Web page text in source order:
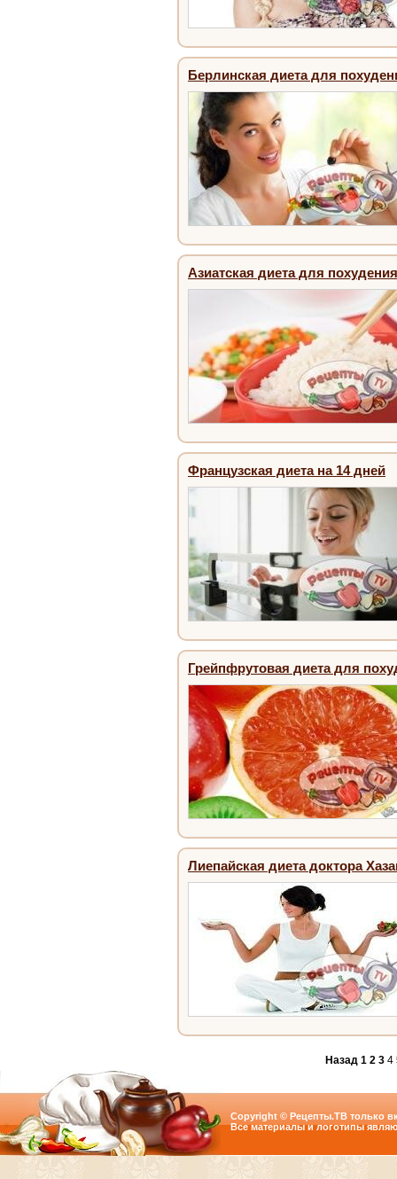
Берлинская диета для
Азиатская диета для
Французская диета на 14 дней
Грейпфрутовая диета для
Лиепайская диета доктора
Назад 1 2 3 4
Copyright © Рецепты.ТВ только
Все материалы и логотипы